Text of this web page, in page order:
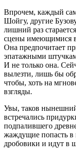
Впрочем, каждый
Шойгу, другие
лишний раз
сцены имеющимися
Она предпочитает
эпатажными
И не только она.
вылезти, лишь бы
чтобы, хоть на
взгляды.
Увы, таков
встречались
подпалившего
жаждущие попасть в
дробовики и идут в